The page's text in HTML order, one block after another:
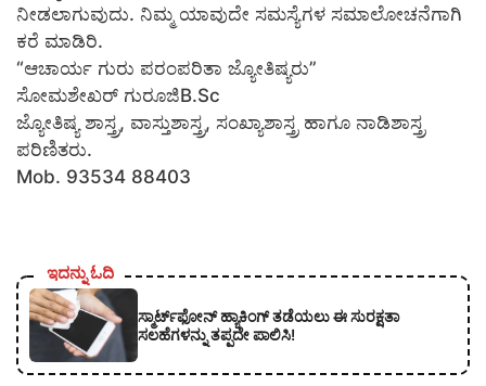
ನೀಡಲಾಗುವುದು. ನಿಮ್ಮ ಯಾವುದೇ ಸಮಸ್ಯೆಗಳ ಸಮಾಲೋಚನೆಗಾಗಿ
ಕರೆ ಮಾಡಿರಿ.
“ಆಚಾರ್ಯ ಗುರು ಪರಂಪರಿತಾ ಜ್ಯೋತಿಷ್ಯರು”
ಸೋಮಶೇಖರ್ ಗುರೂಜಿB.Sc
ಜ್ಯೋತಿಷ್ಯ ಶಾಸ್ತ್ರ, ವಾಸ್ತುಶಾಸ್ತ್ರ, ಸಂಖ್ಯಾಶಾಸ್ತ್ರ ಹಾಗೂ ನಾಡಿಶಾಸ್ತ್ರ
ಪರಿಣಿತರು.
Mob. 93534 88403
ಇದನ್ನು ಓದಿ
ಸ್ಮಾರ್ಟ್‌ಫೋನ್ ಹ್ಯಾಕಿಂಗ್ ತಡೆಯಲು ಈ ಸುರಕ್ಷತಾ
ಸಲಹೆಗಳನ್ನು ತಪ್ಪದೇ ಪಾಲಿಸಿ!